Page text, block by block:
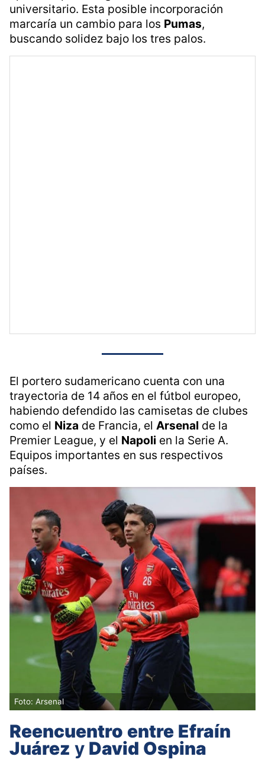
universitario. Esta posible incorporación
marcaría un cambio para los Pumas,
buscando solidez bajo los tres palos.
El portero sudamericano cuenta con una
trayectoria de 14 años en el fútbol europeo,
habiendo defendido las camisetas de clubes
como el Niza de Francia, el Arsenal de la
Premier League, y el Napoli en la Serie A.
Equipos importantes en sus respectivos
países.
Foto: Arsenal
Reencuentro entre Efraín
Juárez y David Ospina